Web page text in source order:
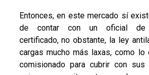
Entonces, en este mercado sí
de contar con un oficial de
certificado, no obstante, la ley
cargas mucho más laxas, como
comisionado para cubrir con sus